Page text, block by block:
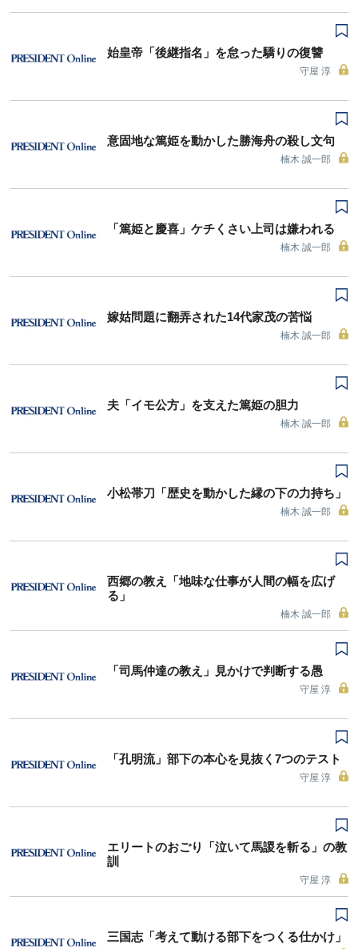
始皇帝「後継指名」を怠った驕りの復讐
守屋 淳
意固地な篤姫を動かした勝海舟の殺し文句
楠木 誠一郎
「篤姫と慶喜」ケチくさい上司は嫌われる
楠木 誠一郎
嫁姑問題に翻弄された14代家茂の苦悩
楠木 誠一郎
夫「イモ公方」を支えた篤姫の胆力
楠木 誠一郎
小松帯刀「歴史を動かした縁の下の力持ち」
楠木 誠一郎
西郷の教え「地味な仕事が人間の幅を広げ
る」
楠木 誠一郎
「司馬仲達の教え」見かけで判断する愚
守屋 淳
「孔明流」部下の本心を見抜く7つのテスト
守屋 淳
エリートのおごり「泣いて馬謖を斬る」の教
訓
守屋 淳
三国志「考えて動ける部下をつくる仕かけ」